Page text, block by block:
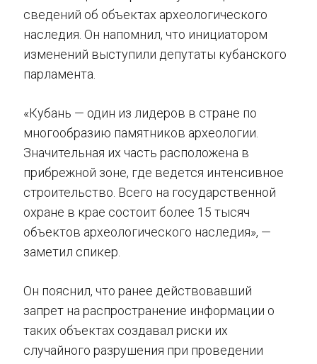
сведений об объектах археологического
наследия. Он напомнил, что инициатором
изменений выступили депутаты кубанского
парламента.
«Кубань — один из лидеров в стране по
многообразию памятников археологии.
Значительная их часть расположена в
прибрежной зоне, где ведется интенсивное
строительство. Всего на государственной
охране в крае состоит более 15 тысяч
объектов археологического наследия», —
заметил спикер.
Он пояснил, что ранее действовавший
запрет на распространение информации о
таких объектах создавал риски их
случайного разрушения при проведении